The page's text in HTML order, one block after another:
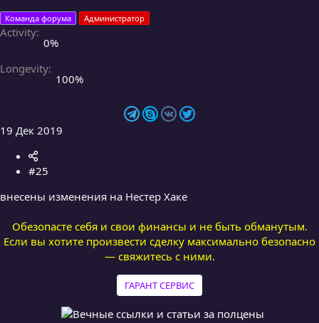
Команда форума Администратор
Activity
0%
Longevity
100%
19 Дек 2019
#25
внесены изменения на Нестер Хаке
Обезопасте себя и свои финансы и не быть обманутым.
Если вы хотите произвести сделку максимально безопасно
— свяжитесь с ними.
ГАРАНТ СЕРВИС